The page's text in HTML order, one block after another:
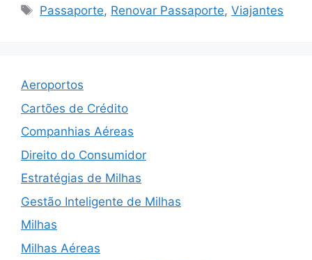
Tags
Passaporte, Renovar Passaporte,Viajantes
Aeroportos
Cartões de Crédito
Companhias Aéreas
Direito do Consumidor
Estratégias de Milhas
Gestão Inteligente de Milhas
Milhas
Milhas Aéreas